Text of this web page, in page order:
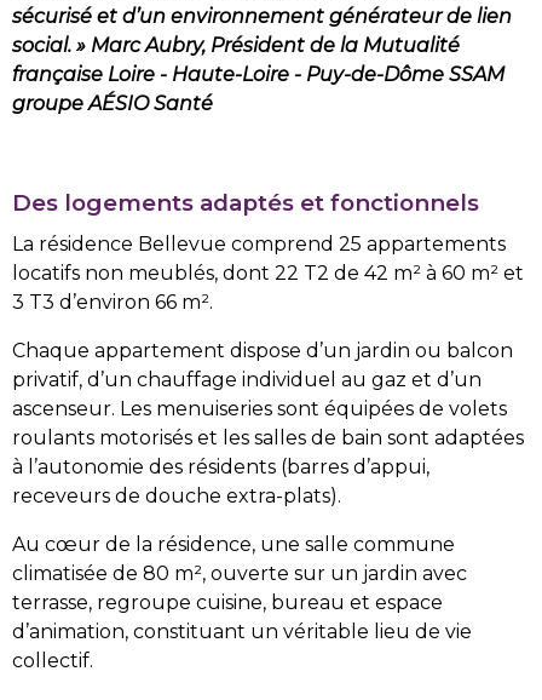
sécurisé et d’un environnement générateur de lien
social. » Marc Aubry, Président de la Mutualité
française Loire - Haute-Loire - Puy-de-Dôme SSAM
groupe AÉSIO Santé
Des logements adaptés et fonctionnels
La résidence Bellevue comprend 25 appartements
locatifs non meublés, dont 22 T2 de 42 m² à 60 m² et
3 T3 d’environ 66 m².
Chaque appartement dispose d’un jardin ou balcon
privatif, d’un chauffage individuel au gaz et d’un
ascenseur. Les menuiseries sont équipées de volets
roulants motorisés et les salles de bain sont adaptées
à l’autonomie des résidents (barres d’appui,
receveurs de douche extra-plats).
Au cœur de la résidence, une salle commune
climatisée de 80 m², ouverte sur un jardin avec
terrasse, regroupe cuisine, bureau et espace
d’animation, constituant un véritable lieu de vie
collectif.